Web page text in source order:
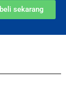
beli sekarang